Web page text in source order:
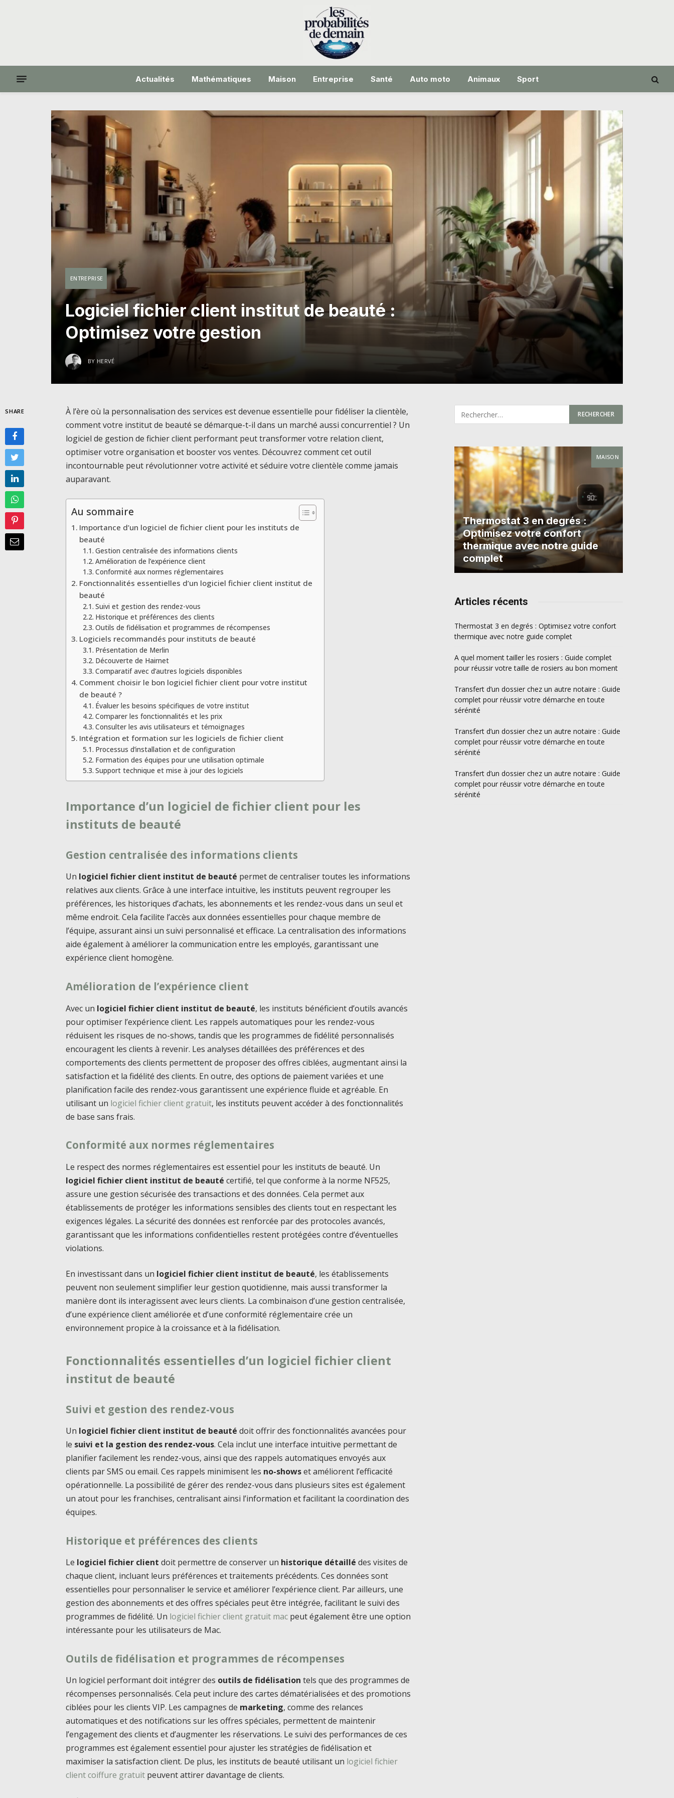
Actualités Mathématiques Maison Entreprise Santé Auto moto Animaux Sport
ENTREPRISE
Logiciel fichier client institut de beauté :
Optimisez votre gestion
BY HERVÉ
SHARE
À l’ère où la personnalisation des services est devenue essentielle pour fidéliser la clientèle,
comment votre institut de beauté se démarque-t-il dans un marché aussi concurrentiel ? Un
logiciel de gestion de fichier client performant peut transformer votre relation client,
optimiser votre organisation et booster vos ventes. Découvrez comment cet outil
incontournable peut révolutionner votre activité et séduire votre clientèle comme jamais
auparavant.
Au sommaire
Importance d’un logiciel de fichier client pour les instituts de
beauté
Gestion centralisée des informations clients
Amélioration de l’expérience client
Conformité aux normes réglementaires
Fonctionnalités essentielles d’un logiciel fichier client institut de
beauté
Suivi et gestion des rendez-vous
Historique et préférences des clients
Outils de fidélisation et programmes de récompenses
Logiciels recommandés pour instituts de beauté
Présentation de Merlin
Découverte de Hairnet
Comparatif avec d’autres logiciels disponibles
Comment choisir le bon logiciel fichier client pour votre institut
de beauté ?
Évaluer les besoins spécifiques de votre institut
Comparer les fonctionnalités et les prix
Consulter les avis utilisateurs et témoignages
Intégration et formation sur les logiciels de fichier client
Processus d’installation et de configuration
Formation des équipes pour une utilisation optimale
Support technique et mise à jour des logiciels
Importance d’un logiciel de fichier client pour les
instituts de beauté
Gestion centralisée des informations clients
Un logiciel fichier client institut de beauté permet de centraliser toutes les informations
relatives aux clients. Grâce à une interface intuitive, les instituts peuvent regrouper les
préférences, les historiques d’achats, les abonnements et les rendez-vous dans un seul et
même endroit. Cela facilite l’accès aux données essentielles pour chaque membre de
l’équipe, assurant ainsi un suivi personnalisé et efficace. La centralisation des informations
aide également à améliorer la communication entre les employés, garantissant une
expérience client homogène.
Amélioration de l’expérience client
Avec un logiciel fichier client institut de beauté, les instituts bénéficient d’outils avancés
pour optimiser l’expérience client. Les rappels automatiques pour les rendez-vous
réduisent les risques de no-shows, tandis que les programmes de fidélité personnalisés
encouragent les clients à revenir. Les analyses détaillées des préférences et des
comportements des clients permettent de proposer des offres ciblées, augmentant ainsi la
satisfaction et la fidélité des clients. En outre, des options de paiement variées et une
planification facile des rendez-vous garantissent une expérience fluide et agréable. En
utilisant un logiciel fichier client gratuit, les instituts peuvent accéder à des fonctionnalités
de base sans frais.
Conformité aux normes réglementaires
Le respect des normes réglementaires est essentiel pour les instituts de beauté. Un
logiciel fichier client institut de beauté certifié, tel que conforme à la norme NF525,
assure une gestion sécurisée des transactions et des données. Cela permet aux
établissements de protéger les informations sensibles des clients tout en respectant les
exigences légales. La sécurité des données est renforcée par des protocoles avancés,
garantissant que les informations confidentielles restent protégées contre d’éventuelles
violations.
En investissant dans un logiciel fichier client institut de beauté, les établissements
peuvent non seulement simplifier leur gestion quotidienne, mais aussi transformer la
manière dont ils interagissent avec leurs clients. La combinaison d’une gestion centralisée,
d’une expérience client améliorée et d’une conformité réglementaire crée un
environnement propice à la croissance et à la fidélisation.
Fonctionnalités essentielles d’un logiciel fichier client
institut de beauté
Suivi et gestion des rendez-vous
Un logiciel fichier client institut de beauté doit offrir des fonctionnalités avancées pour
le suivi et la gestion des rendez-vous. Cela inclut une interface intuitive permettant de
planifier facilement les rendez-vous, ainsi que des rappels automatiques envoyés aux
clients par SMS ou email. Ces rappels minimisent les no-showset améliorent l’efficacité
opérationnelle. La possibilité de gérer des rendez-vous dans plusieurs sites est également
un atout pour les franchises, centralisant ainsi l’information et facilitant la coordination des
équipes.
Historique et préférences des clients
Le logiciel fichier client doit permettre de conserver un historique détaillé des visites de
chaque client, incluant leurs préférences et traitements précédents. Ces données sont
essentielles pour personnaliser le service et améliorer l’expérience client. Par ailleurs, une
gestion des abonnements et des offres spéciales peut être intégrée, facilitant le suivi des
programmes de fidélité. Un logiciel fichier client gratuit mac peut également être une option
intéressante pour les utilisateurs de Mac.
Outils de fidélisation et programmes de récompenses
Un logiciel performant doit intégrer des outils de fidélisation tels que des programmes de
récompenses personnalisés. Cela peut inclure des cartes dématérialisées et des promotions
ciblées pour les clients VIP. Les campagnes de marketing, comme des relances
automatiques et des notifications sur les offres spéciales, permettent de maintenir
l’engagement des clients et d’augmenter les réservations. Le suivi des performances de ces
programmes est également essentiel pour ajuster les stratégies de fidélisation et
maximiser la satisfaction client. De plus, les instituts de beauté utilisant un logiciel fichier
client coiffure gratuit peuvent attirer davantage de clients.
MAISON
Thermostat 3 en degrés :
Optimisez votre confort
thermique avec notre guide
complet
Articles récents
Thermostat 3 en degrés : Optimisez votre confort
thermique avec notre guide complet
A quel moment tailler les rosiers : Guide complet
pour réussir votre taille de rosiers au bon moment
Transfert d’un dossier chez un autre notaire : Guide
complet pour réussir votre démarche en toute
sérénité
Transfert d’un dossier chez un autre notaire : Guide
complet pour réussir votre démarche en toute
sérénité
Transfert d’un dossier chez un autre notaire : Guide
complet pour réussir votre démarche en toute
sérénité